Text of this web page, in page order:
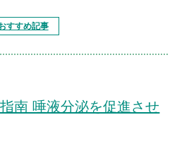
すすめ記事
南 唾液分泌を促進させ